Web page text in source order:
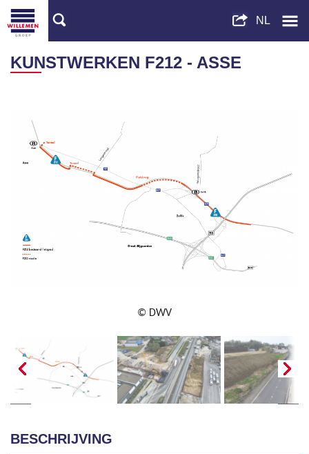
KUNSTWERKEN F212 - ASSE
© DWV
BESCHRIJVING